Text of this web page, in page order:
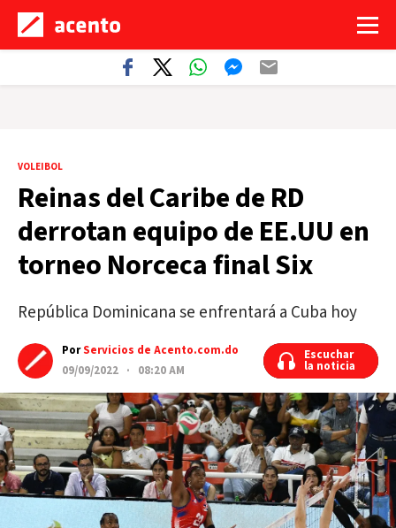
VOLEIBOL
Reinas del Caribe de RD
derrotan equipo de EE.UU en
torneo Norceca final Six
República Dominicana se enfrentará a Cuba hoy
PorServicios de Acento.com.do
09/09/2022 · 08:20 AM
Escuchar
la noticia
Escuchar
la noticia